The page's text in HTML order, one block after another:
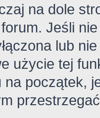
na dole
Jeśli
lub
użycie tej
na początek,